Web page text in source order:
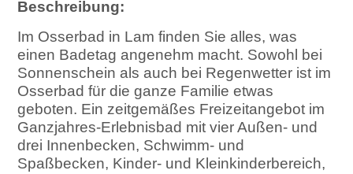
Beschreibung:
Im Osserbad in Lam finden Sie alles, was
einen Badetag angenehm macht. Sowohl bei
Sonnenschein als auch bei Regenwetter ist im
Osserbad für die ganze Familie etwas
geboten. Ein zeitgemäßes Freizeitangebot im
Ganzjahres-Erlebnisbad mit vier Außen- und
drei Innenbecken, Schwimm- und
Spaßbecken, Kinder- und Kleinkinderbereich,